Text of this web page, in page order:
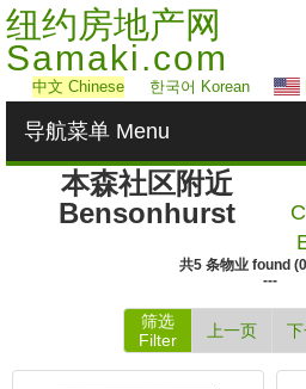
纽约房地产网
Samaki.com
中文 Chinese 한국어 Korean
导航菜单 Menu
本森社区附近
Bensonhurst
共5 条物业 found (0
---
筛选
Filter
上一页